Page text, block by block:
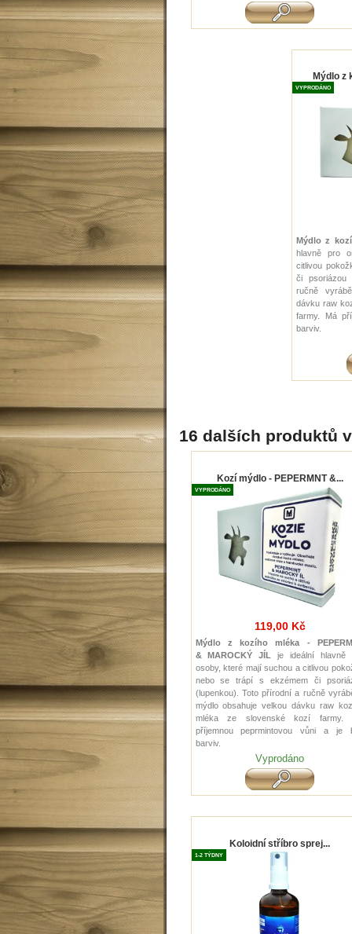
Mýdlo z
VYPRODÁNO
Mýdlo z
hlavně pro
citlivou
či psoriázou
ručně
dávku raw
farmy. Má
barviv.
16 dalších produktů
Kozí mýdlo - PEPERMNT &...
VYPRODÁNO
119,00 Kč
Mýdlo z kozího mléka -
& MAROCKÝ JÍL
je ideální hlavně
osoby, které mají suchou a citlivou
nebo se trápí s ekzémem či
(lupenkou). Toto přírodní a ručně
mýdlo obsahuje velkou dávku raw
mléka ze slovenské kozí farmy.
příjemnou peprmintovou vůni a je
barviv.
Vyprodáno
Koloidní stříbro sprej...
1-2 TÝDNY